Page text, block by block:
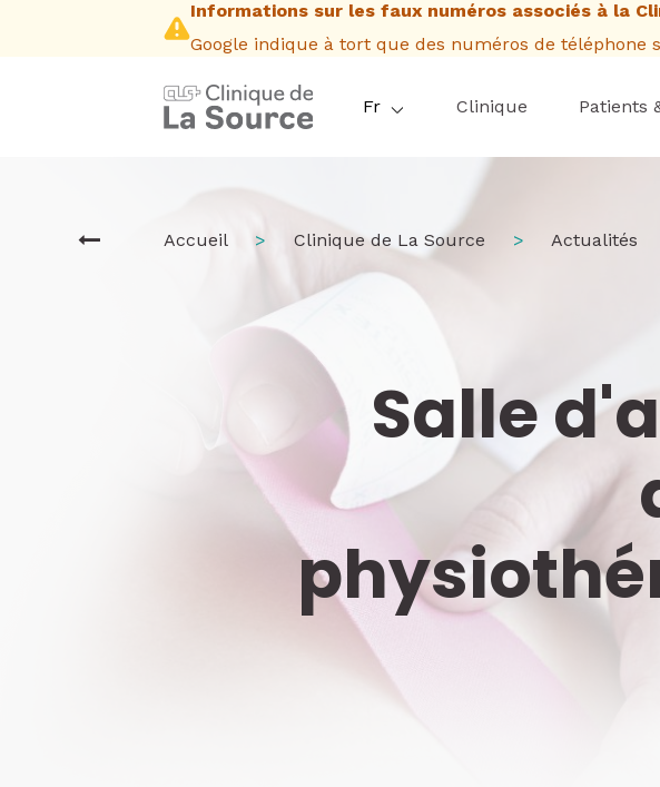
Informations sur les faux numéros associés à la
Google indique à tort que des numéros de téléphone
Fr Clinique Patients
Fil
d'Ariane
Accueil Clinique de La Source Actualités
Salle